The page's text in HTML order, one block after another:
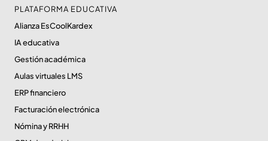
PLATAFORMA EDUCATIVA
Alianza EsCoolKardex
IA educativa
Gestión académica
Aulas virtuales LMS
ERP financiero
Facturación electrónica
Nómina y RRHH